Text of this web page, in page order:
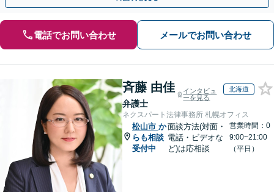
電話でお問い合わせ メールでお問い合わせ
斉藤 由佳
弁護士
インタビュ
ーを見る
北海道
ネクスパート法律事務所 札幌オフィス
松山市 か
らも相談
受付中
面談方法(対面・
電話・ビデオな
ど)は応相談
営業時間：0
9:00~21:00
（平日）